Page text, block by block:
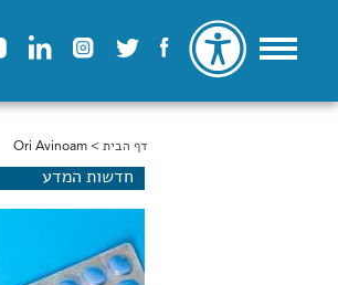
הינך נמצא כאן
דף הבית > Ori Avinoam
חדשות המדע